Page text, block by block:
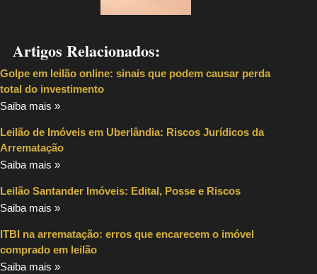
Artigos Relacionados:
Golpe em leilão online: sinais que podem causar perda
total do investimento
Saiba mais »
Leilão de Imóveis em Uberlândia: Riscos Jurídicos da
Arrematação
Saiba mais »
Leilão Santander Imóveis: Edital, Posse e Riscos
Saiba mais »
ITBI na arrematação: erros que encarecem o imóvel
comprado em leilão
Saiba mais »